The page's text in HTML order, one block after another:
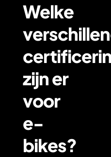
Welke
zijn er
voor
e-
bikes?